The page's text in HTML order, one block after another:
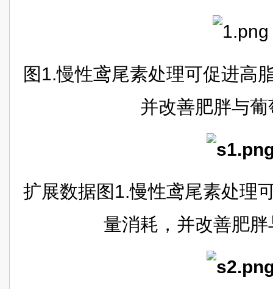
图1.慢性鸢尾素处理可促进高
并改善肥胖与
扩展数据图1.慢性鸢尾素处理
量消耗，并改善肥